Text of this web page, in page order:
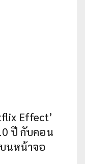
Effect’
ปี กับคอน
บนหน้าจอ